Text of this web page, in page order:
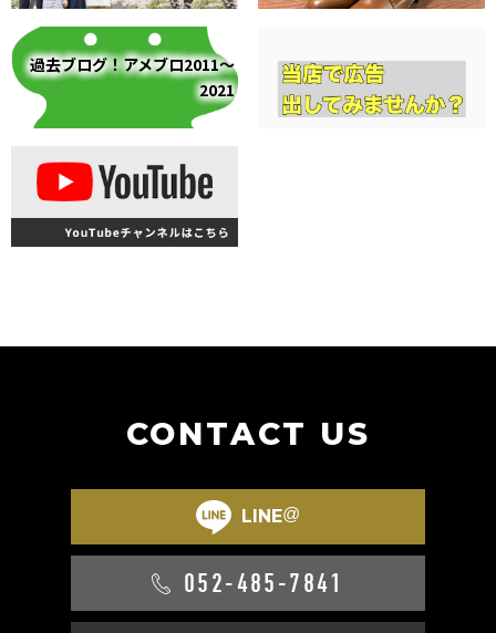
過去ブログ！アメブロ2011～
2021
CONTACT US
LINE@
052-485-7841